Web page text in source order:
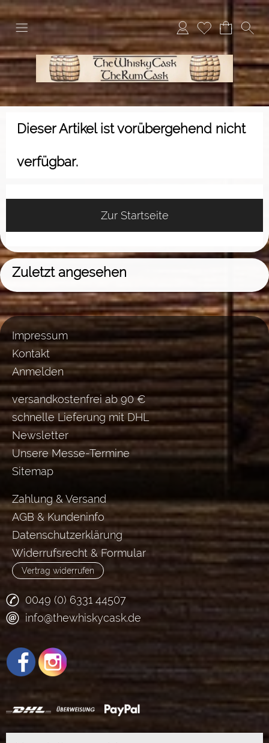
Dieser Artikel ist vorübergehend nicht
verfügbar.
Zur Startseite
Zuletzt angesehen
Impressum
Kontakt
Anmelden
versandkostenfrei ab 90 €
schnelle Lieferung mit DHL
Newsletter
Unsere Messe-Termine
Sitemap
Zahlung & Versand
AGB & Kundeninfo
Datenschutzerklärung
Widerrufsrecht & Formular
Vertrag widerrufen
0049 (0) 6331 44507
info@thewhiskycask.de